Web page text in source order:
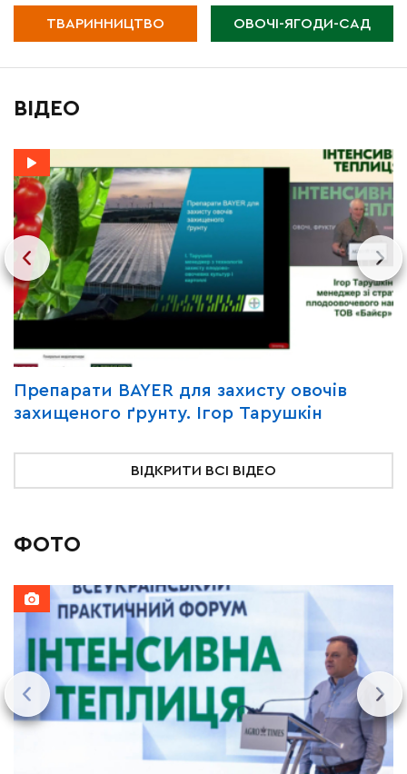
ТВАРИННИЦТВО ОВОЧІ-ЯГОДИ-САД
ВІДЕО
Препарати BAYER для захисту овочів
захищеного ґрунту. Ігор Тарушкін
ВІДКРИТИ ВСІ ВІДЕО
ФОТО